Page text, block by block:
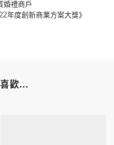
婚禮商戶
年度創新商業方案大獎》
歡...